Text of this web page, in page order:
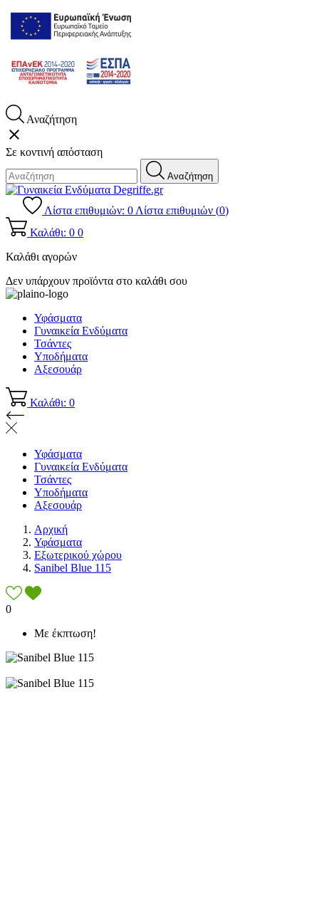
Αναζήτηση
close
Σε κοντινή απόσταση
Αναζήτηση
Λίστα επιθυμιών: 0 Λίστα επιθυμιών (0)
Καλάθι: 0 0
Καλάθι αγορών
Δεν υπάρχουν προϊόντα στο καλάθι σου
Υφάσματα
Γυναικεία Ενδύματα
Τσάντες
Υποδήματα
Αξεσουάρ
Καλάθι: 0
Υφάσματα
Γυναικεία Ενδύματα
Τσάντες
Υποδήματα
Αξεσουάρ
Αρχική
Υφάσματα
Εξωτερικού χώρου
Sanibel Blue 115
0
Με έκπτωση!